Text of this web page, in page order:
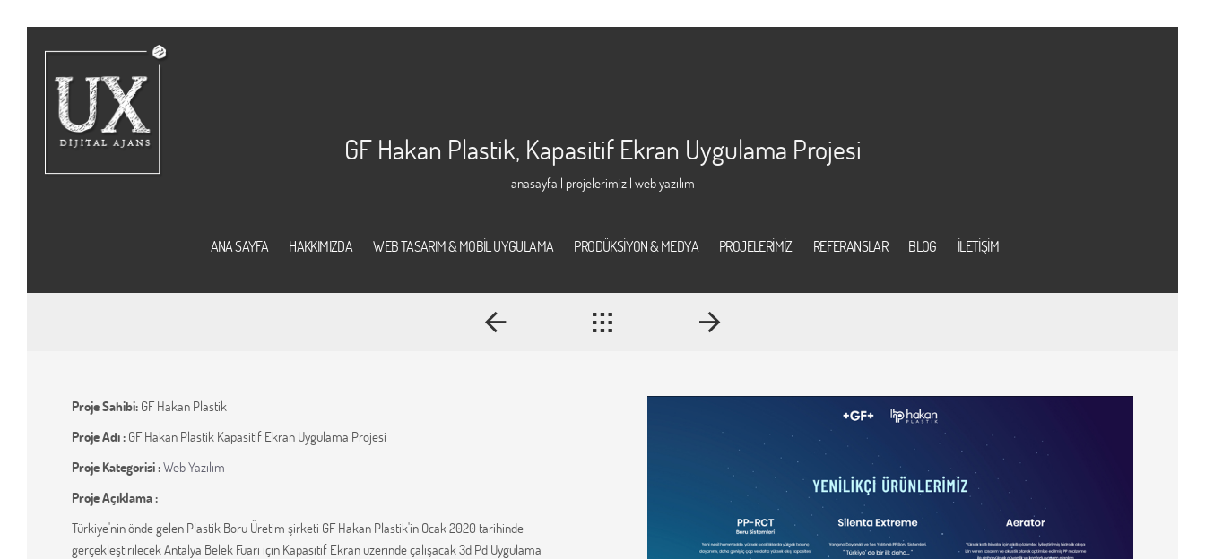
GF Hakan Plastik, Kapasitif Ekran Uygulama Projesi
anasayfa | projelerimiz| web yazılım
Proje Sahibi: GF Hakan Plastik
Proje Adı : GF Hakan Plastik Kapasitif Ekran Uygulama Projesi
Proje Kategorisi :Web Yazılım
Proje Açıklama :
Türkiye'nin önde gelen Plastik Boru Üretim şirketi GF Hakan Plastik'in Ocak 2020 tarihinde
gerçekleştirilecek Antalya Belek Fuarı için Kapasitif Ekran üzerinde çalışacak 3d Pd Uygulama
ANA SAYFA HAKKIMIZDA WEB TASARIM & MOBİL UYGULAMA PRODÜKSİYON & MEDYA PROJELERİMİZ REFERANSLAR BLOG İLETİŞİM